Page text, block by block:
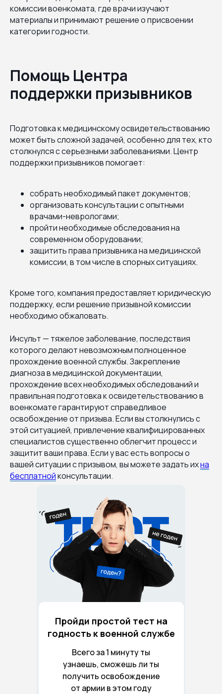
комиссии военкомата, где врачи изучают
материалы и принимают решение о присвоении
категории годности.
Помощь Центра
поддержки призывников
Подготовка к медицинскому освидетельствованию
может быть сложной задачей, особенно для тех, кто
столкнулся с серьезными заболеваниями. Центр
поддержки призывников помогает:
собрать необходимый пакет документов;
организовать консультации с опытными
врачами-неврологами;
пройти необходимые обследования на
современном оборудовании;
защитить права призывника на медицинской
комиссии, в том числе в спорных ситуациях.
Кроме того, компания предоставляет юридическую
поддержку, если решение призывной комиссии
необходимо обжаловать.
Инсульт — тяжелое заболевание, последствия
которого делают невозможным полноценное
прохождение военной службы. Закрепление
диагноза в медицинской документации,
прохождение всех необходимых обследований и
правильная подготовка к освидетельствованию в
военкомате гарантируют справедливое
освобождение от призыва. Если вы столкнулись с
этой ситуацией, привлечение квалифицированных
специалистов существенно облегчит процесс и
защитит ваши права. Если у вас есть вопросы о
вашей ситуации с призывом, вы можете задать ихна
бесплатнойконсультации.
Всего за 1 минуту ты
узнаешь, сможешь ли ты
получить освобождение
от армии в этом году
Пройди простой тест на
годность к военной службе